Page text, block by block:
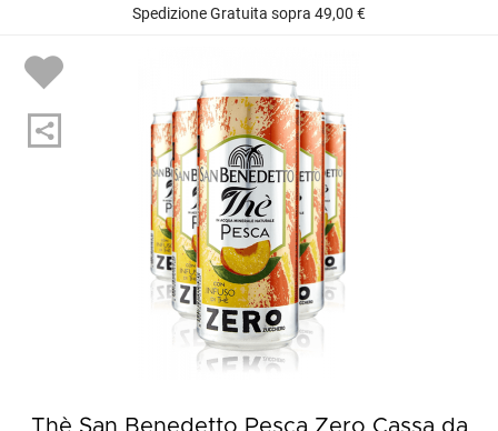
Spedizione Gratuita sopra 49,00 €
Thè San Benedetto Pesca Zero Cassa da